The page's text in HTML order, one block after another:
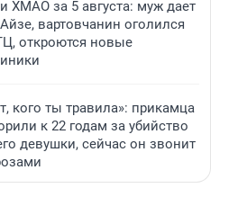
ХМАО за 5 августа: муж дает
вартовчанин оголился
откроются новые
кого ты травила»: прикамца
к 22 годам за убийство
девушки, сейчас он звонит